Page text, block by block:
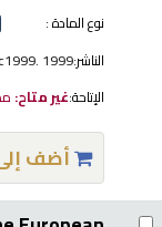
نوع المادة :
الناشر:1999
الإتاحة:غير متاح:
أضف